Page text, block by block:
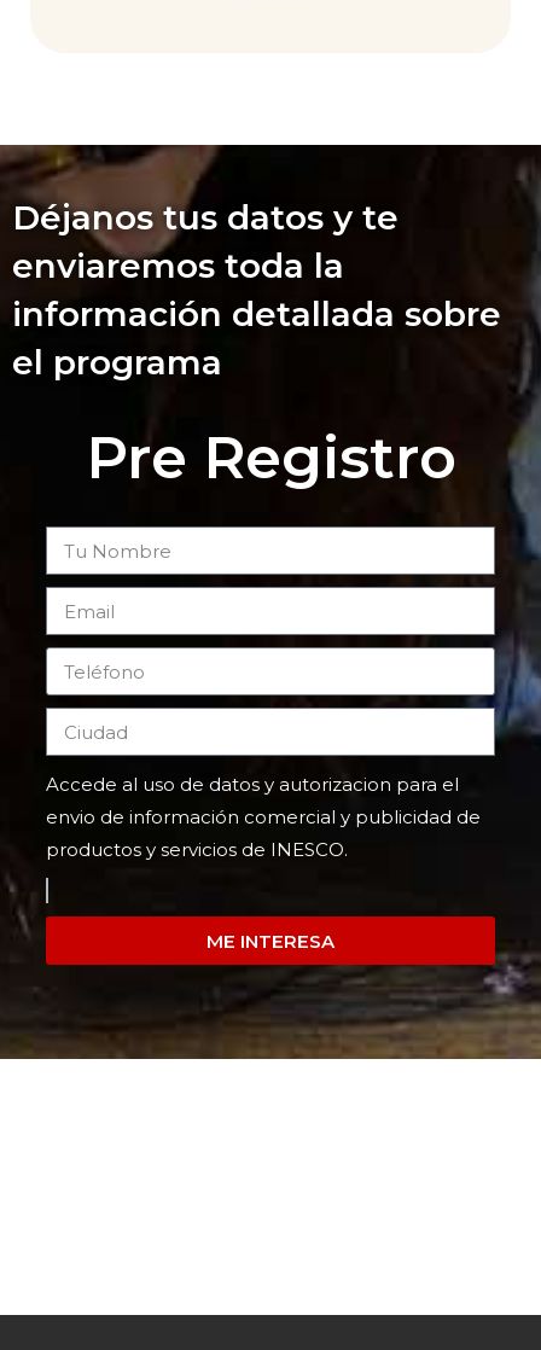
Déjanos tus datos y te
enviaremos toda la
información detallada sobre
el programa
Pre Registro
Accede al uso de datos y autorizacion para el
envio de información comercial y publicidad de
productos y servicios de INESCO.
ME INTERESA